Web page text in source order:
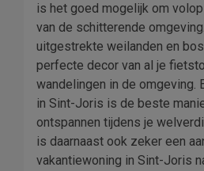
is het goed mogelijk om
van de schitterende
uitgestrekte weilanden en
perfecte decor van al je
wandelingen in de omgeving.
in Sint-Joris is de beste
ontspannen tijdens je
is daarnaast ook zeker een
vakantiewoning in Sint-Joris